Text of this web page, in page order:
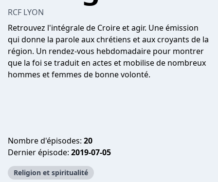
RCF LYON
Retrouvez l'intégrale de Croire et agir. Une émission
qui donne la parole aux chrétiens et aux croyants de la
région. Un rendez-vous hebdomadaire pour montrer
que la foi se traduit en actes et mobilise de nombreux
hommes et femmes de bonne volonté.
Nombre d'épisodes: 20
Dernier épisode: 2019-07-05
Religion et spiritualité